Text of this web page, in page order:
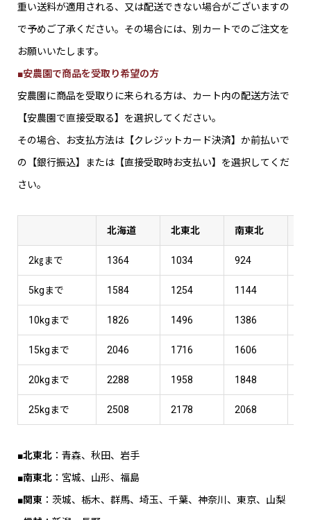
重い送料が適用される、又は配送できない場合がございますの
で予めご了承ください。その場合には、別カートでのご注文を
お願いいたします。
■安農園で商品を受取り希望の方
安農園に商品を受取りに来られる方は、カート内の配送方法で
【安農園で直接受取る】を選択してください。
その場合、お支払方法は【クレジットカード決済】か前払いで
の【銀行振込】または【直接受取時お支払い】を選択してくだ
さい。
北海道 北東北 南東北
2㎏まで 1364 1034 924
5kgまで 1584 1254 1144
10kgまで 1826 1496 1386
15kgまで 2046 1716 1606
20kgまで 2288 1958 1848
25kgまで 2508 2178 2068
■北東北：青森、秋田、岩手
■南東北：宮城、山形、福島
■関東 ：茨城、栃木、群馬、埼玉、千葉、神奈川、東京、山梨